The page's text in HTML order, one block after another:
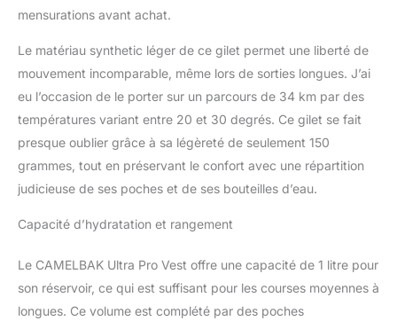
organisez les articles de
course essentiels avec
des poches
spécialement conçues
pour les flacons Quick
Stow Porte-bâtons de
randonnée - retirer ou
remplacer facilement les
bâtons pendant la
mensurations avant achat.
Le matériau synthetic léger de ce gilet permet une liberté de
mouvement incomparable, même lors de sorties longues. J’ai
eu l’occasion de le porter sur un parcours de 34 km par des
températures variant entre 20 et 30 degrés. Ce gilet se fait
presque oublier grâce à sa légèreté de seulement 150
grammes, tout en préservant le confort avec une répartition
judicieuse de ses poches et de ses bouteilles d’eau.
Capacité d’hydratation et rangement
Le CAMELBAK Ultra Pro Vest offre une capacité de 1 litre pour
son réservoir, ce qui est suffisant pour les courses moyennes à
longues. Ce volume est complété par des poches